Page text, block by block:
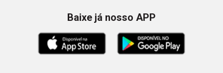
Baixe já nosso APP